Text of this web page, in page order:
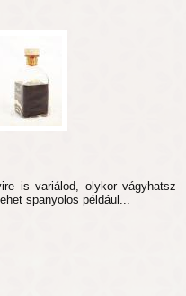
is variálod, olykor vágyhatsz
spanyolos például...